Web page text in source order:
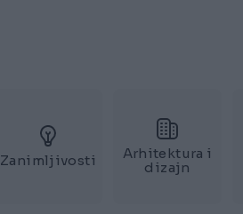
Zanimljivosti
Arhitektura i
dizajn